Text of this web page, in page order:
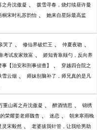
之舟沈傲凝 、 拨雪寻春，烧灯续昼许曼
桐宋时礼苏韵怡 、 她来自星际最高监
哭了 、 修仙界破烂王 、 仲夏夜吻 、
考试发家致富 、 娇知青靠颠勺，反向养
事【治安和刑事侦查】 、 穿越四合院之
雪云烟 、 师妹别脑补了，师兄真的是凡
重山蒋之舟沈傲凝 、 醉酒情思 、 锦绣
荣耀姜老师魏杳 、 迷恋 、 朝来寒雨晚
灵宋毅然 、 老婆拔我针管，让我给男助